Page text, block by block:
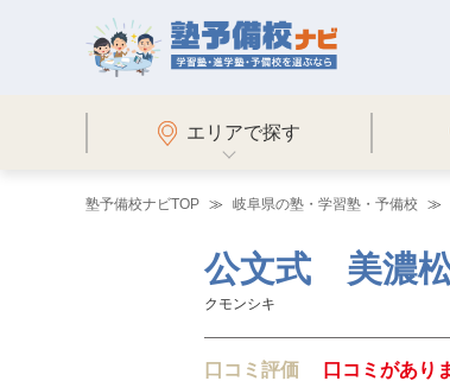
エリアで探す
塾予備校ナビTOP 岐阜県の塾・学習塾・予備校
公文式 美濃
クモンシキ
口コミ評価 口コミがあり